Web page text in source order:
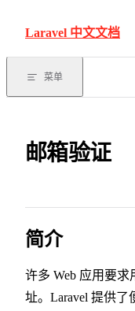
Laravel 中文文档
菜单
邮箱验证
简介
许多 Web 应用要
址。Laravel 提供